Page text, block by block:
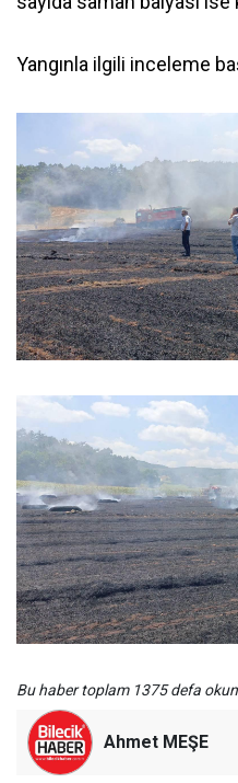
Yangınla ilgili inceleme
Bu haber toplam 1375 defa
Ahmet MEŞE